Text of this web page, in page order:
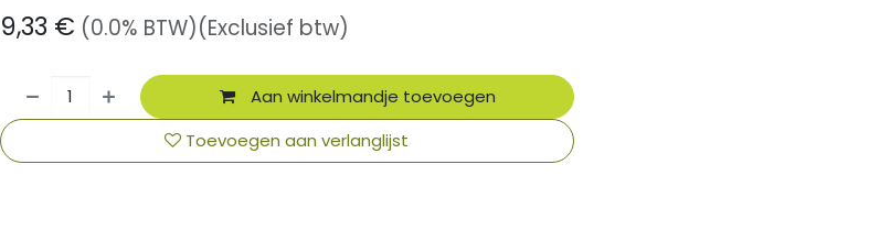
9,33 € (0.0% BTW)(Exclusief btw)
Aan winkelmandje toevoegen
Toevoegen aan verlanglijst